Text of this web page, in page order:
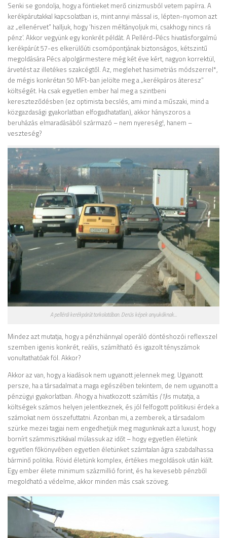
Senki se gondolja, hogy a föntieket merő cinizmusból vetem papírra. A
kerékpárutakkal kapcsolatban is, mint annyi mással is, lépten-nyomon azt
az „ellenérvet” halljuk, hogy ‘hiszen méltányoljuk mi, csakhogy nincs rá
pénz’. Akkor vegyünk egy konkrét példát. A Pellérd-Pécs hivatásforgalmú
kerékpárút 57-es elkerülőúti csomópontjának biztonságos, kétszintű
megoldására Pécs alpolgármestere még két éve kért, nagyon korrektül,
árvetést az illetékes szakcégtől. Az, meglehet hasimetriás módszerrel*,
de mégis konkrétan 50 MFt-ban jelölte meg a „kerékpáros áteresz”
költségét. Ha csak egyetlen ember hal meg a szintbeni
kereszteződésben (ez optimista becslés, ami mind a műszaki, mind a
közgazdasági gyakorlatban elfogadhatatlan), akkor hányszoros a
beruházás elmaradásából származó – nem nyereség!, hanem –
veszteség?
A pellérdi kerékpárút torkolatában. Derűs képek anyukáknak...
Mindez azt mutatja, hogy a pénzhiánnyal operáló döntéshozói reflexszel
szemben igenis konkrét, reális, számítható és igazolt tényszámok
vonultathatóak föl. Akkor?
Akkor az van, hogy a kiadások nem ugyanott jelennek meg. Ugyanott
persze, ha a társadalmat a maga egészében tekintem, de nem ugyanott a
pénzügyi gyakorlatban. Ahogy a hivatkozott számítás (1)is mutatja, a
költségek számos helyen jelentkeznek, és jól felfogott politikusi érdek a
számokat nem összefuttatni. Azonban mi, a zemberek, a társadalom
szürke mezei tagjai nem engedhetjük meg magunknak azt a luxust, hogy
bornírt számmisztikával múlassuk az időt – hogy egyetlen életünk
egyetlen főkönyvében egyetlen életünket számtalan ágra szabdalhassa
bárminő politika. Rövid életünk komplex, értékes megoldások után kiált.
Egy ember élete minimum százmillió forint, és ha kevesebb pénzből
megoldható a védelme, akkor minden más csak szöveg.